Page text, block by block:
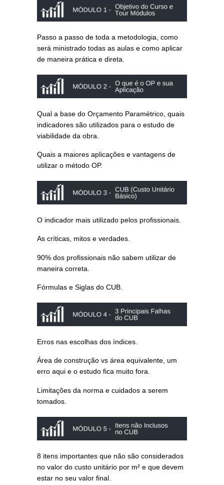
Passo a passo de toda a metodologia, como
será ministrado todas as aulas e como aplicar
de maneira prática e direta.
Qual a base do Orçamento Paramétrico, quais
indicadores são utilizados para o estudo de
viabilidade da obra.
Quais a maiores aplicações e vantagens de
utilizar o método OP.
O indicador mais utilizado pelos profissionais.
As críticas, mitos e verdades.
90% dos profissionais não sabem utilizar de
maneira correta.
Fórmulas e Siglas do CUB.
Erros nas escolhas dos índices.
Área de construção vs área equivalente, um
erro aqui e o estudo fica muito fora.
Limitações da norma e cuidados a serem
tomados.
8 itens importantes que não são considerados
no valor do custo unitário por m² e que devem
estar no seu valor final.